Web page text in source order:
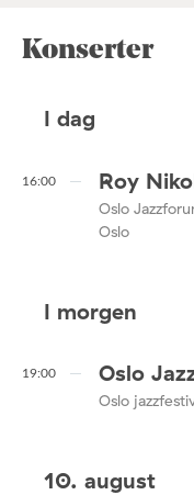
Konserter
I dag
16:00 Roy
Oslo
Oslo
I morgen
19:00 Oslo
Oslo
10. august